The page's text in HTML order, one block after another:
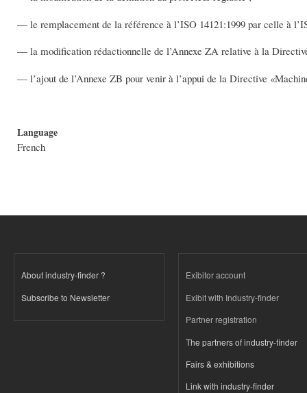
— le remplacement de la référence à l’ISO 14121:1999 par celle à
— la modification rédactionnelle de l’Annexe ZA relative à la
— l’ajout de l’Annexe ZB pour venir à l’appui de la Directive
Language
French
About industry-finder ?
Subscribe to Newsletter
Exibitor account
Exibit with Industry-finder
Partner registration
The partners of industry-finder
Fairs & exhibitions
Link with industry-finder